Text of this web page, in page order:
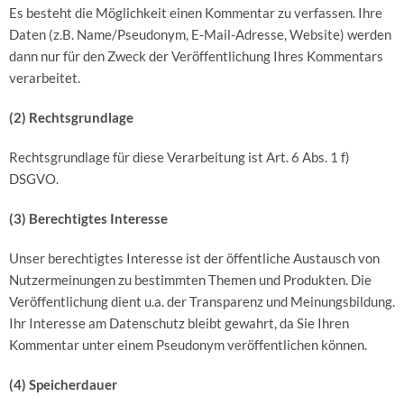
Es besteht die Möglichkeit einen Kommentar zu verfassen. Ihre
Daten (z.B. Name/Pseudonym, E-Mail-Adresse, Website) werden
dann nur für den Zweck der Veröffentlichung Ihres Kommentars
verarbeitet.
(2) Rechtsgrundlage
Rechtsgrundlage für diese Verarbeitung ist Art. 6 Abs. 1 f)
DSGVO.
(3) Berechtigtes Interesse
Unser berechtigtes Interesse ist der öffentliche Austausch von
Nutzermeinungen zu bestimmten Themen und Produkten. Die
Veröffentlichung dient u.a. der Transparenz und Meinungsbildung.
Ihr Interesse am Datenschutz bleibt gewahrt, da Sie Ihren
Kommentar unter einem Pseudonym veröffentlichen können.
(4) Speicherdauer